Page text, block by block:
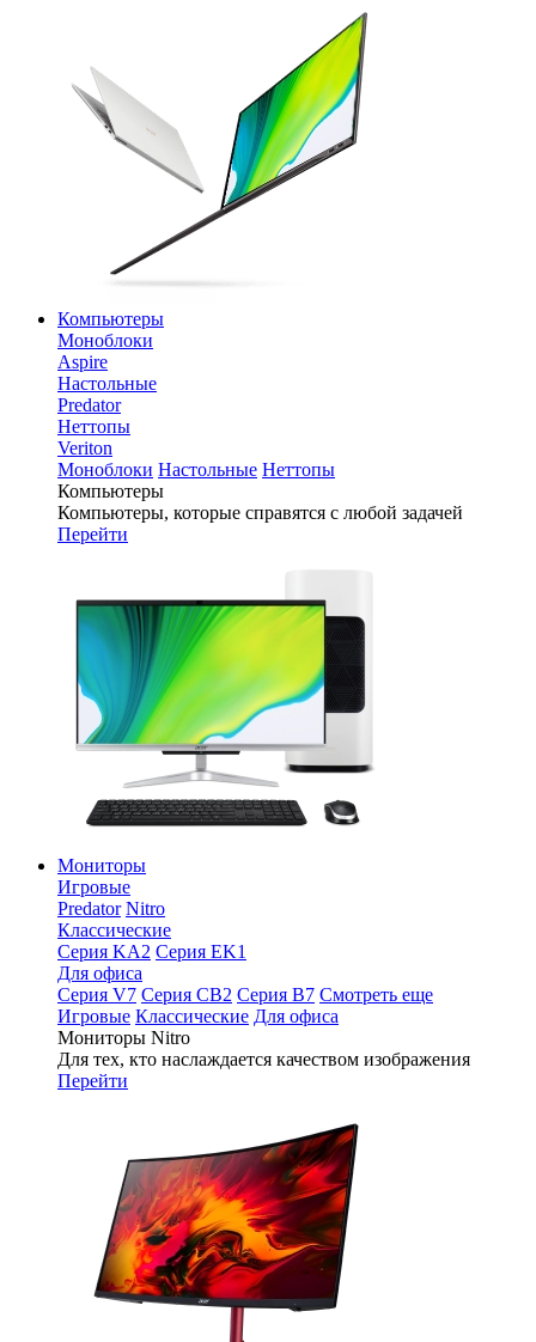
Компьютеры
Моноблоки
Aspire
Настольные
Predator
Неттопы
Veriton
Моноблоки Настольные Неттопы
Компьютеры
Компьютеры, которые справятся с любой задачей
Перейти
Мониторы
Игровые
Predator Nitro
Классические
Серия KA2 Серия EK1
Для офиса
Серия V7 Серия CB2 Серия B7 Смотреть еще
Игровые Классические Для офиса
Мониторы Nitro
Для тех, кто наслаждается качеством изображения
Перейти